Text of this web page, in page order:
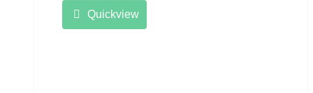
Quickview